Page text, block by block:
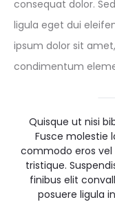
consequat dolor.
ligula eget dui
ipsum dolor sit
condimentum
Quisque ut nisi
Fusce molestie
commodo eros
tristique.
finibus elit
posuere ligula